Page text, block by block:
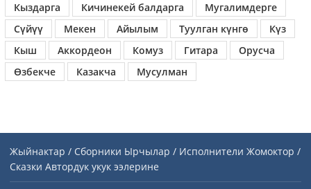
Кыздарга
Кичинекей балдарга
Мугалимдерге
Сүйүү
Мекен Айылым Туулган күнгө
Күз
Кыш
Аккордеон Комуз Гитара
Орусча
Өзбекче
Казакча Мусулман
Жыйнактар / Сборники Ырчылар / Исполнители Жомоктор /
Сказки Автордук укук ээлерине